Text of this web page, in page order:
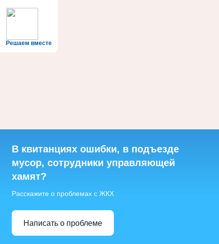
Решаем вместе
В квитанциях ошибки, в подъезде
мусор, сотрудники управляющей
хамят?
Расскажите о проблемах с ЖКХ
Написать о проблеме